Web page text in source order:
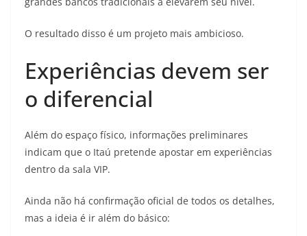
O resultado disso é um projeto mais ambicioso.
Experiências devem ser
o diferencial
Além do espaço físico, informações preliminares
indicam que o Itaú pretende apostar em experiências
dentro da sala VIP.
Ainda não há confirmação oficial de todos os detalhes,
mas a ideia é ir além do básico: